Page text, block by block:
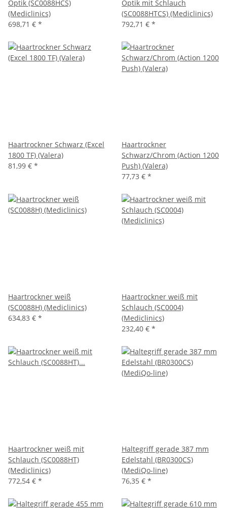
Optik (SC0088HCS)
(Mediclinics)
698,71 € *
Optik mit Schlauch
(SC0088HTCS) (Mediclinics)
792,71 € *
Haartrockner Schwarz (Excel
1800 TF) (Valera)
81,99 € *
Haartrockner
Schwarz/Chrom (Action 1200
Push) (Valera)
77,73 € *
Haartrockner weiß
(SC0088H) (Mediclinics)
634,83 € *
Haartrockner weiß mit
Schlauch (SC0004)
(Mediclinics)
232,40 € *
Haartrockner weiß mit
Schlauch (SC0088HT)
(Mediclinics)
772,54 € *
Haltegriff gerade 387 mm
Edelstahl (BR0300CS)
(MediQo-line)
76,35 € *